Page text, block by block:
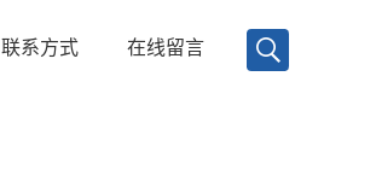
联系方式 在线留言